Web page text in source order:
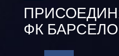
ФК